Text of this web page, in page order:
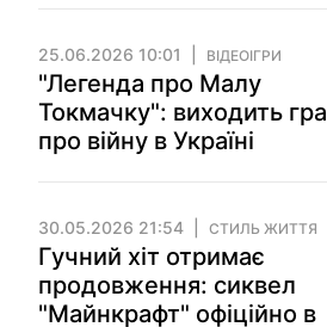
25.06.2026 10:01 ВІДЕОІГРИ
"Легенда про Малу
Токмачку": виходить гра
про війну в Україні
30.05.2026 21:54 СТИЛЬ ЖИТТЯ
Гучний хіт отримає
продовження: сиквел
"Майнкрафт" офіційно в